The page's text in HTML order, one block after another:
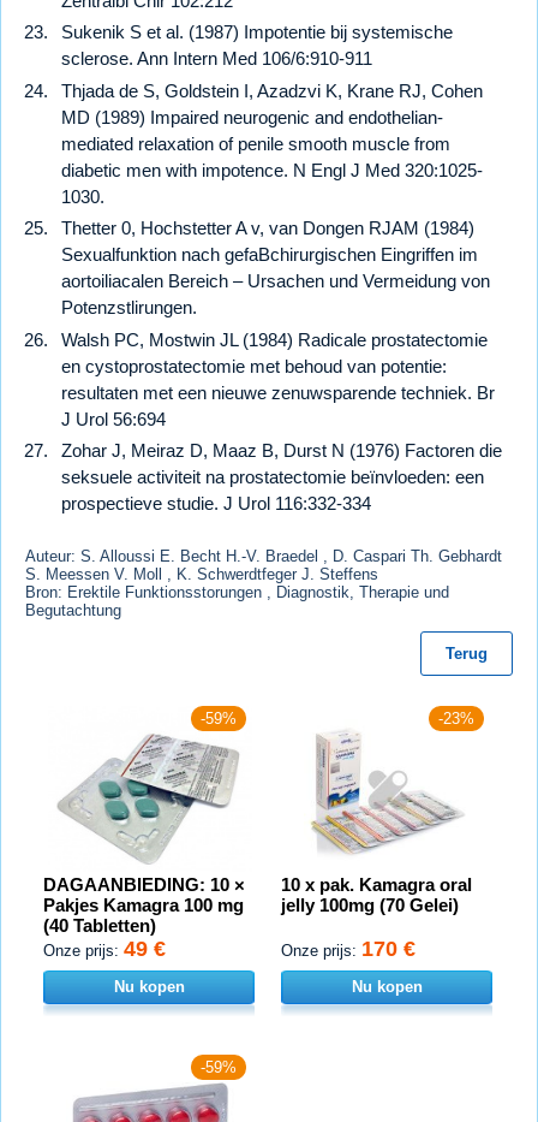
Sukenik S et al. (1987) Impotentie bij systemische
sclerose. Ann Intern Med 106/6:910-911
Thjada de S, Goldstein I, Azadzvi K, Krane RJ, Cohen
MD (1989) Impaired neurogenic and endothelian-
mediated relaxation of penile smooth muscle from
diabetic men with impotence. N Engl J Med 320:1025-
1030.
Thetter 0, Hochstetter A v, van Dongen RJAM (1984)
Sexualfunktion nach gefaBchirurgischen Eingriffen im
aortoiliacalen Bereich – Ursachen und Vermeidung von
Potenzstlirungen.
Walsh PC, Mostwin JL (1984) Radicale prostatectomie
en cystoprostatectomie met behoud van potentie:
resultaten met een nieuwe zenuwsparende techniek. Br
J Urol 56:694
Zohar J, Meiraz D, Maaz B, Durst N (1976) Factoren die
seksuele activiteit na prostatectomie beïnvloeden: een
prospectieve studie. J Urol 116:332-334
Auteur: S. Alloussi E. Becht H.-V. Braedel , D. Caspari Th. Gebhardt
S. Meessen V. Moll , K. Schwerdtfeger J. Steffens
Bron: Erektile Funktionsstorungen , Diagnostik, Therapie und
Begutachtung
Terug
-59%
DAGAANBIEDING: 10 ×
Pakjes Kamagra 100 mg
(40 Tabletten)
Onze prijs: 49 €
Nu kopen
-23%
10 x pak. Kamagra oral
jelly 100mg (70 Gelei)
Onze prijs: 170 €
Nu kopen
-59%